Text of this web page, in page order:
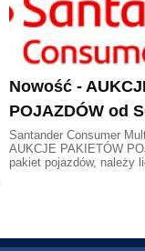
Nowość -
POJAZDÓW od
Santander Consumer
AUKCJE PAKIETÓW
pakiet pojazdów, należy